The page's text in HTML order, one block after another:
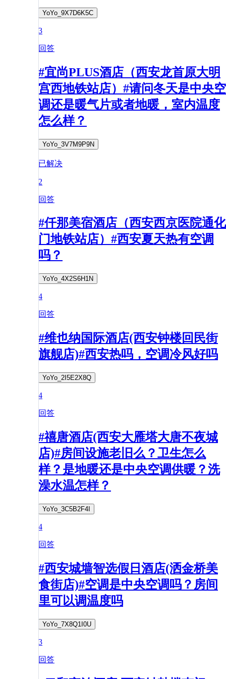
YoYo_9X7D6K5C
3
回答
#宜尚PLUS酒店（西安龙首原大明
宫西地铁站店）#请问冬天是中央空
调还是暖气片或者地暖，室内温度
怎么样？
YoYo_3V7M9P9N
已解决
2
回答
#仟那美宿酒店（西安西京医院通化
门地铁站店）#西安夏天热有空调
吗？
YoYo_4X2S6H1N
4
回答
#维也纳国际酒店(西安钟楼回民街
旗舰店)#西安热吗，空调冷风好吗
YoYo_2I5E2X8Q
4
回答
#禧唐酒店(西安大雁塔大唐不夜城
店)#房间设施老旧么？卫生怎么
样？是地暖还是中央空调供暖？洗
澡水温怎样？
YoYo_3C5B2F4I
4
回答
#西安城墙智选假日酒店(洒金桥美
食街店)#空调是中央空调吗？房间
里可以调温度吗
YoYo_7X8Q1I0U
3
回答